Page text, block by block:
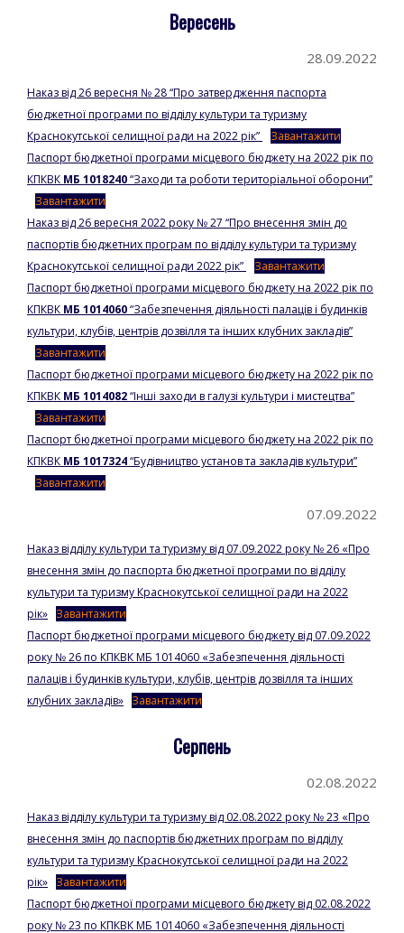
Вересень
28.09.2022
Наказ від 26 вересня № 28 “Про затвердження паспорта
бюджетної програми по відділу культури та туризму
Краснокутської селищної ради на 2022 рік”
Завантажити
Паспорт бюджетної програми місцевого бюджету на 2022 рік по
КПКВК МБ 1018240“Заходи та роботи територіальної оборони”
Завантажити
Наказ від 26 вересня 2022 року № 27 “Про внесення змін до
паспортів бюджетних програм по відділу культури та туризму
Краснокутської селищної ради 2022 рік”
Завантажити
Паспорт бюджетної програми місцевого бюджету на 2022 рік по
КПКВК МБ 1014060“Забезпечення діяльності палаців і будинків
культури, клубів, центрів дозвілля та інших клубних закладів”
Завантажити
Паспорт бюджетної програми місцевого бюджету на 2022 рік по
КПКВК МБ 1014082“Інші заходи в галузі культури і мистецтва”
Завантажити
Паспорт бюджетної програми місцевого бюджету на 2022 рік по
КПКВК МБ 1017324“Будівництво установ та закладів культури”
Завантажити
07.09.2022
Наказ відділу культури та туризму від 07.09.2022 року № 26 «Про
внесення змін до паспорта бюджетної програми по відділу
культури та туризму Краснокутської селищної ради на 2022
рік» Завантажити
Паспорт бюджетної програми місцевого бюджету від 07.09.2022
року № 26 по КПКВК МБ 1014060 «Забезпечення діяльності
палаців і будинків культури, клубів, центрів дозвілля та інших
клубних закладів» Завантажити
Серпень
02.08.2022
Наказ відділу культури та туризму від 02.08.2022 року № 23 «Про
внесення змін до паспортів бюджетних програм по відділу
культури та туризму Краснокутської селищної ради на 2022
рік» Завантажити
Паспорт бюджетної програми місцевого бюджету від 02.08.2022
року № 23 по КПКВК МБ 1014060 «Забезпечення діяльності